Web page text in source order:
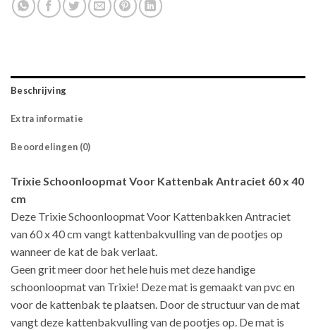
Beschrijving
Extra informatie
Beoordelingen (0)
Trixie Schoonloopmat Voor Kattenbak Antraciet 60 x 40
cm
Deze Trixie Schoonloopmat Voor Kattenbakken Antraciet
van 60 x 40 cm vangt kattenbakvulling van de pootjes op
wanneer de kat de bak verlaat.
Geen grit meer door het hele huis met deze handige
schoonloopmat van Trixie! Deze mat is gemaakt van pvc en
voor de kattenbak te plaatsen. Door de structuur van de mat
vangt deze kattenbakvulling van de pootjes op. De mat is